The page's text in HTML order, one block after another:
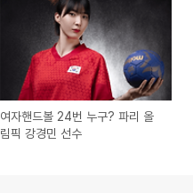
여자핸드볼 24번 누구? 파리 올
림픽 강경민 선수